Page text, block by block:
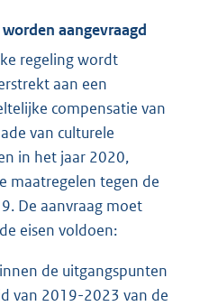
aangevraagd
regeling wordt
aan een
compensatie van
van culturele
in het jaar 2020,
maatregelen tegen de
De aanvraag moet
eisen voldoen:
de uitgangspunten
van 2019-2023 van de